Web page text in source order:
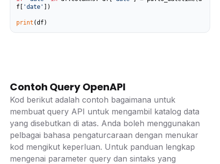
f[
'date' ])
print (df)
Contoh Query OpenAPI
Kod berikut adalah contoh bagaimana untuk
membuat query API untuk mengambil katalog data
yang disebutkan di atas. Anda boleh menggunakan
pelbagai bahasa pengaturcaraan dengan menukar
kod mengikut keperluan. Untuk panduan lengkap
mengenai parameter query dan sintaks yang